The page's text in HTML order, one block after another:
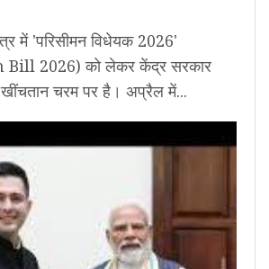
में 'परिसीमन विधेयक 2026'
2026) को लेकर केंद्र सरकार
चरम पर है। अप्रैल में...